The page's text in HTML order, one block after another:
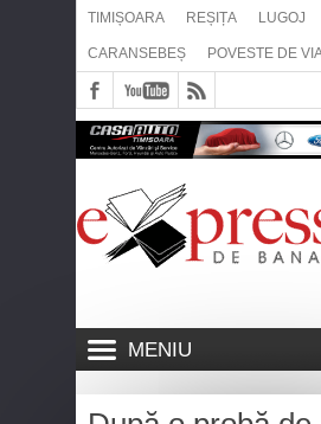
TIMIȘOARA REȘIȚA LUGOJ
CARANSEBEȘ POVESTE DE
MENIU